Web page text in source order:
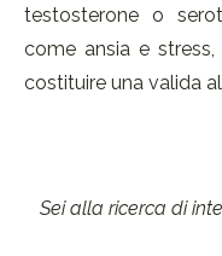
testosterone o
come ansia e
costituire una valida
Sei alla ricerca di